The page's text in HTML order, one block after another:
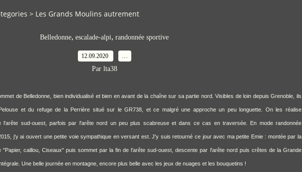
> Les Grands Moulins autrement
Belledonne, escalade-alpi, randonnée sportive
12.09.2020
Par lta38
de Belledonne, bien individualisé et bien en avant de la chaîne sur sa partie nord. Visibles de loin depuis Grenoble, ils
et du refuge de la Perrière situé sur le GR738, et ce malgré une approche un peu longuette. On les réalise
l'arête sud-ouest, parfois par l'arête nord un peu plus scabreuse et dans ce cas en traversée. En mode randonnée
j'y ai ouvert une petite voie sympathique en versant est. J'y suis retourné ce jour avec ma petite Emie : montée par la
caillou, Ciseaux" puis sommet par la fin de l'arête sud-ouest, descente par l'arête nord puis crêtes de la Grande
Une belle journée en montagne, encore plus belle avec les jeux de nuages et les bouquetins !